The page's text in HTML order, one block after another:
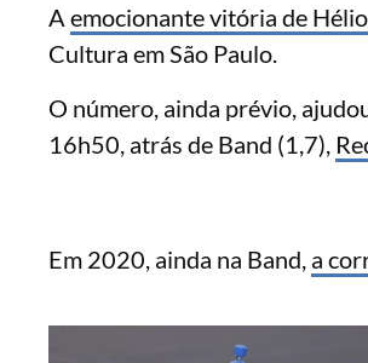
A emocionante vitória de
Cultura em São Paulo.
O número, ainda prévio,
16h50, atrás de Band (1,7),
Em 2020, ainda na Band, a